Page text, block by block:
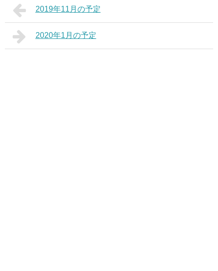
2019年11月の予定
2020年1月の予定